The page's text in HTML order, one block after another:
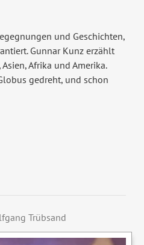
und Geschichten,
Gunnar Kunz erzählt
Afrika und Amerika.
gedreht, und schon
Trübsand